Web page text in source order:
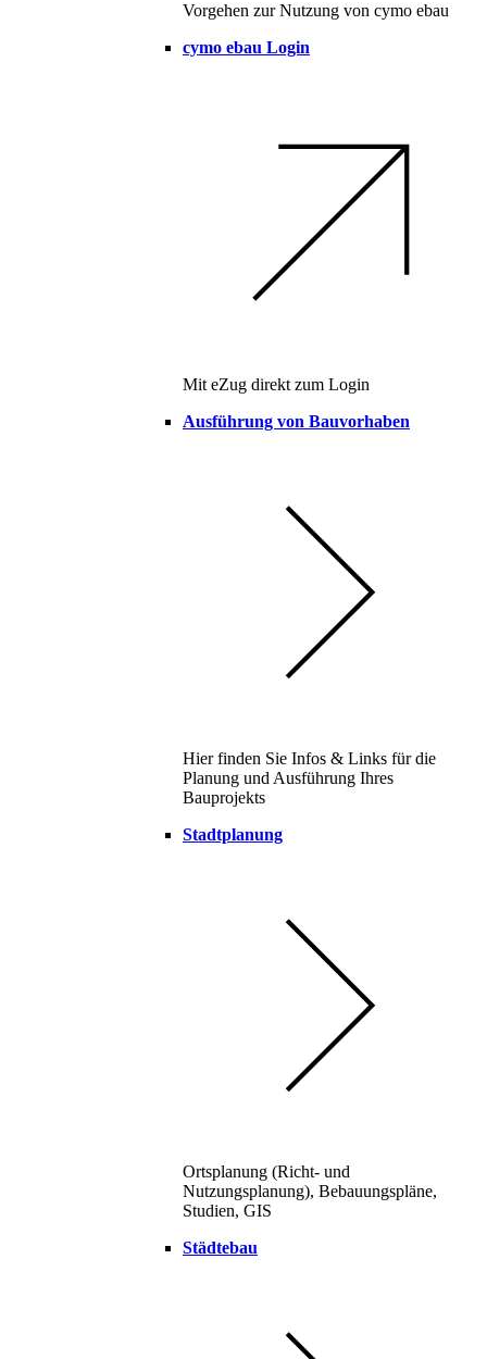
Vorgehen zur Nutzung von cymo ebau
cymo ebau Login
Mit eZug direkt zum Login
Ausführung von Bauvorhaben
Hier finden Sie Infos & Links für die
Planung und Ausführung Ihres
Bauprojekts
Stadtplanung
Ortsplanung (Richt- und
Nutzungsplanung), Bebauungspläne,
Studien, GIS
Städtebau